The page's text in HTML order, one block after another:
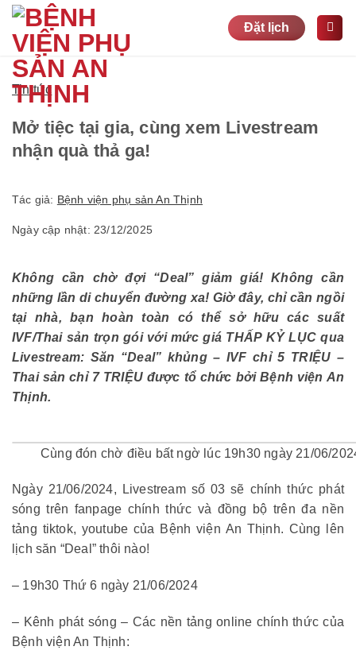
Bỏ
nội
dung
Đặt lịch
Tin tức
Mở tiệc tại gia, cùng xem Livestream
nhận quà thả ga!
Tác giả: Bệnh viện phụ sản An Thịnh
Ngày cập nhật: 23/12/2025
Không cần chờ đợi “Deal” giảm giá! Không cần
những lần di chuyển đường xa! Giờ đây, chỉ cần ngồi
tại nhà, bạn hoàn toàn có thể sở hữu các suất
IVF/Thai sản trọn gói với mức giá THẤP KỶ LỤC qua
Livestream: Săn “Deal” khủng – IVF chỉ 5 TRIỆU –
Thai sản chỉ 7 TRIỆU được tổ chức bởi Bệnh viện An
Thịnh.
Cùng đón chờ điều bất ngờ lúc 19h30 ngày 21/06/
Ngày 21/06/2024, Livestream số 03 sẽ chính thức phát
sóng trên fanpage chính thức và đồng bộ trên đa nền
tảng tiktok, youtube của Bệnh viện An Thịnh. Cùng lên
lịch săn “Deal” thôi nào!
– 19h30 Thứ 6 ngày 21/06/2024
– Kênh phát sóng – Các nền tảng online chính thức của
Bệnh viện An Thịnh: